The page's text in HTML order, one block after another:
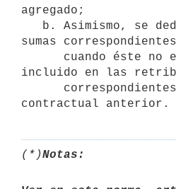
agregado;
sumas
incluido en las
(*)Notas: